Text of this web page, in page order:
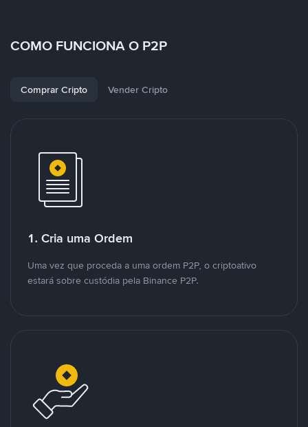
COMO FUNCIONA O P2P
Comprar Cripto Vender Cripto
1. Cria uma Ordem
Uma vez que proceda a uma ordem P2P, o criptoativo
estará sobre custódia pela Binance P2P.